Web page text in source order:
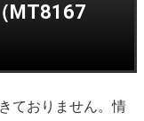
MT8167
ておりません。情